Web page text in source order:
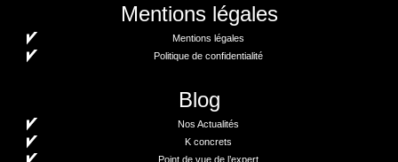
Mentions légales
Mentions légales
Politique de confidentialité
Blog
Nos Actualités
K concrets
Point de vue de l’expert